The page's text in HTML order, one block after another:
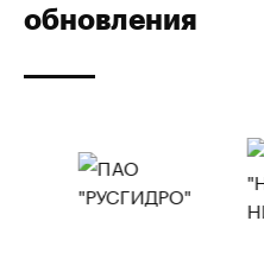
обновления